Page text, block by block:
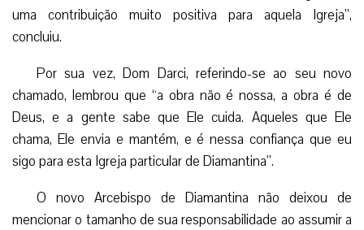
uma contribuição muito positiva para aquela Igreja”,
concluiu.
Por sua vez, Dom Darci, referindo-se ao seu novo
chamado, lembrou que “a obra não é nossa, a obra é de
Deus, e a gente sabe que Ele cuida. Aqueles que Ele
chama, Ele envia e mantém, e é nessa confiança que eu
sigo para esta Igreja particular de Diamantina”.
O novo Arcebispo de Diamantina não deixou de
mencionar o tamanho de sua responsabilidade ao assumir a